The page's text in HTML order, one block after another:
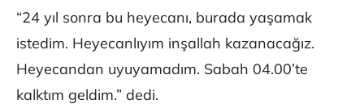
“24 yıl sonra bu heyecanı, burada yaşamak
istedim. Heyecanlıyım inşallah kazanacağız.
Heyecandan uyuyamadım. Sabah 04.00’te
kalktım geldim.” dedi.